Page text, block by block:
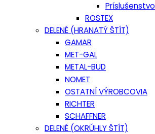
Príslušenstvo
ROSTEX
DELENÉ (HRANATÝ ŠTÍT)
GAMAR
MET-GAL
METAL-BUD
NOMET
OSTATNÍ VÝROBCOVIA
RICHTER
SCHAFFNER
DELENÉ (OKRÚHLY ŠTÍT)